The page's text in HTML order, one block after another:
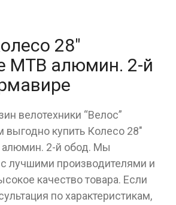
28"
МТВ алюмин. 2-й
велотехники “Велос”
выгодно купить Колесо 28"
2-й обод. Мы
лучшими производителями и
качество товара. Если
по характеристикам,